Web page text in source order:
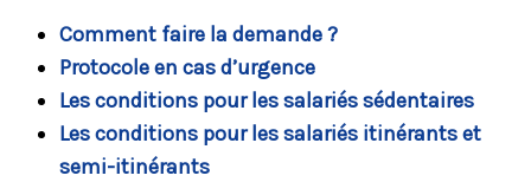
Comment faire la demande ?
Protocole en cas d’urgence
Les conditions pour les salariés sédentaires
Les conditions pour les salariés itinérants et
semi-itinérants